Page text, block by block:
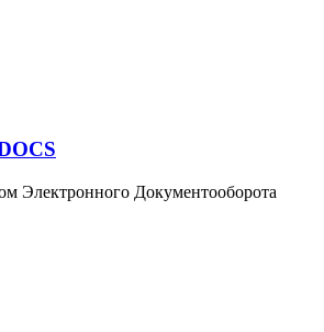
Электронного Документооборота